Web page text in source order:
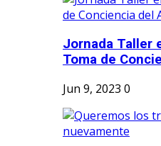
Jornada Taller
Toma de
Jun 9, 2023 0